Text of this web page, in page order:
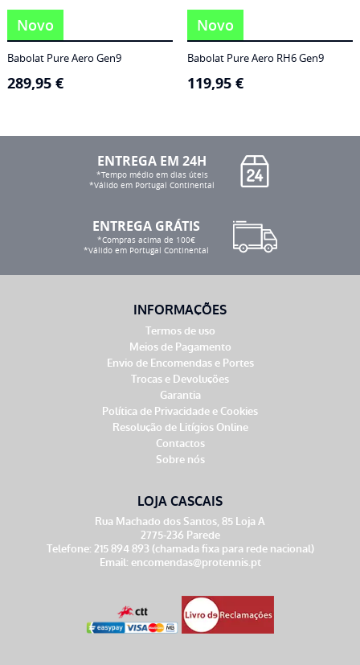
Novo
Babolat Pure Aero Gen9
289,95 €
Novo
Babolat Pure Aero RH6 Gen9
119,95 €
ENTREGA EM 24H
*Tempo médio em dias úteis
*Válido em Portugal Continental
ENTREGA GRÁTIS
*Compras acima de 100€
*Válido em Portugal Continental
INFORMAÇÕES
Termos de uso
Meios de Pagamento
Envio de Encomendas e Portes
Trocas e Devoluções
Garantia
Política de Privacidade e Cookies
Resolução de Litígios Online
Contactos
Sobre nós
LOJA CASCAIS
Rua Machado dos Santos, 85 Loja A
2775-236 Parede
Telefone: 215 894 893 (chamada fixa para rede nacional)
Email: encomendas@protennis.pt